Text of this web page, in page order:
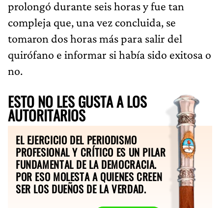
prolongó durante seis horas y fue tan
compleja que, una vez concluida, se
tomaron dos horas más para salir del
quirófano e informar si había sido exitosa o
no.
ESTO NO LES GUSTA A LOS
AUTORITARIOS
EL EJERCICIO DEL PERIODISMO
PROFESIONAL Y CRÍTICO ES UN PILAR
FUNDAMENTAL DE LA DEMOCRACIA.
POR ESO MOLESTA A QUIENES CREEN
SER LOS DUEÑOS DE LA VERDAD.